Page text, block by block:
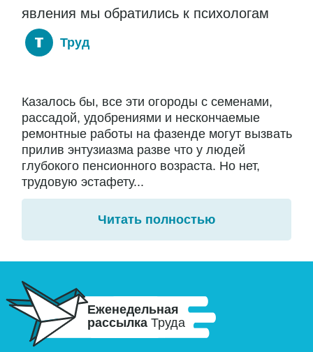
явления мы обратились к психологам
Труд
Казалось бы, все эти огороды с семенами,
рассадой, удобрениями и нескончаемые
ремонтные работы на фазенде могут вызвать
прилив энтузиазма разве что у людей
глубокого пенсионного возраста. Но нет,
трудовую эстафету...
Читать полностью
Еженедельная
рассылка Труда